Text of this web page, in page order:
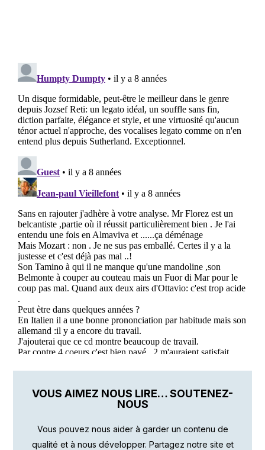
VOUS AIMEZ NOUS LIRE… SOUTENEZ-
NOUS
Vous pouvez nous aider à garder un contenu de
qualité et à nous développer. Partagez notre site et